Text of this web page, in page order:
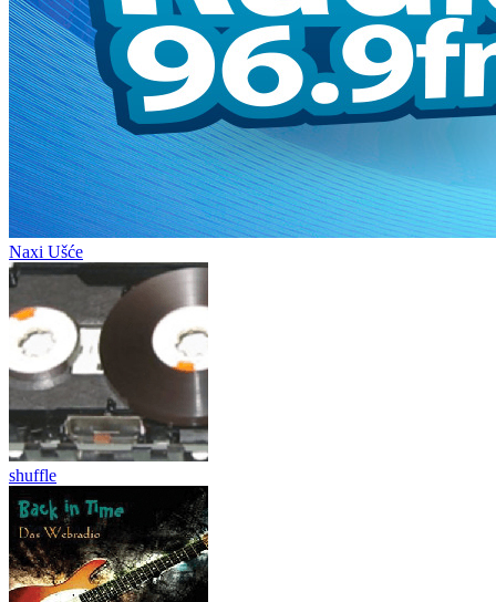
Naxi Ušće
shuffle